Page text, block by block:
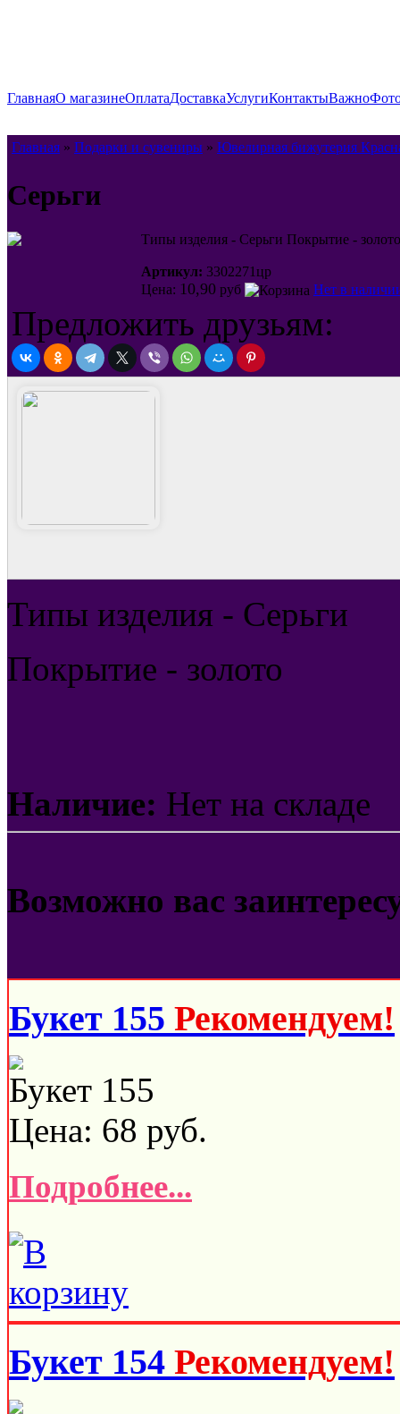
ГлавнаяО магазинеОплатаДоставкаУслугиКонтактыВажно
Главная » Подарки и сувениры » Ювелирная бижутерия
Серьги
Типы изделия - Серьги Покрытие - золото
Артикул: 3302271цр
Цена: 10,90 руб Нет в
Предложить друзьям:
Типы изделия - Серьги
Покрытие - золото
Наличие: Нет на складе
Возможно вас
Букет 155 Рекомендуем!
Букет 155
Цена: 68 руб.
Подробнее...
Букет 154 Рекомендуем!